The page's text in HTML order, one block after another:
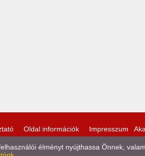
Oldal információk Impresszum
élményt nyújthassa Önnek,